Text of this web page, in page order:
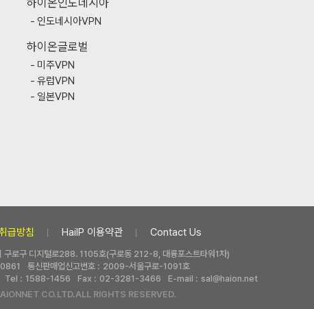
하이온인도네시아
인도네시아VPN
하이온글로벌
미주VPN
유럽VPN
일본VPN
급방침 HaiIP 이용약관 Contact Us
구로구 디지털로288. 1105호(구로동 212-8, 대륭포스트타워1차)
통신판매업신고번호 : 2009-서울구로-1091호
Tel : 1588-1456 Fax : 02-3281-3466 E-mail : sal@haion.net
CO.LTD.ALL RIGHTS RESERVED.